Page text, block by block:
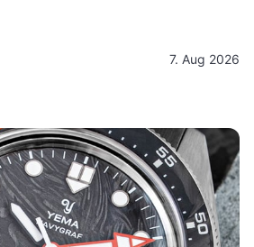
7. Aug 2026